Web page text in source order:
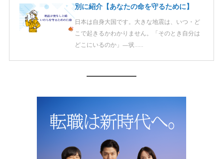
別に紹介【あなたの命を守るために】
日本は自身大国です。大きな地震は、いつ・ど
こで起きるかわかりません。「そのとき自分は
どこにいるのか」—状……